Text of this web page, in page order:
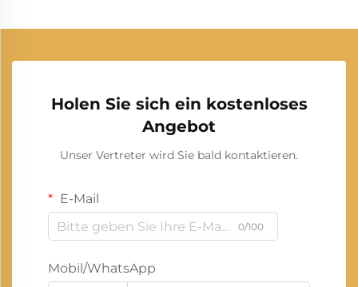
Holen Sie sich ein kostenloses
Angebot
Unser Vertreter wird Sie bald kontaktieren.
E-Mail
0/100
Mobil/WhatsApp